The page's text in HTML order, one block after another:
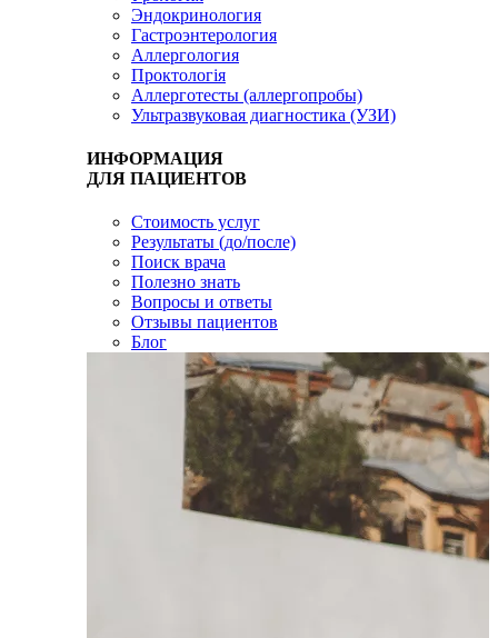
Эндокринология
Гастроэнтерология
Аллергология
Проктологія
Аллерготесты (аллергопробы)
Ультразвуковая диагностика (УЗИ)
ИНФОРМАЦИЯ
ДЛЯ ПАЦИЕНТОВ
Стоимость услуг
Результаты (до/после)
Поиск врача
Полезно знать
Вопросы и ответы
Отзывы пациентов
Блог